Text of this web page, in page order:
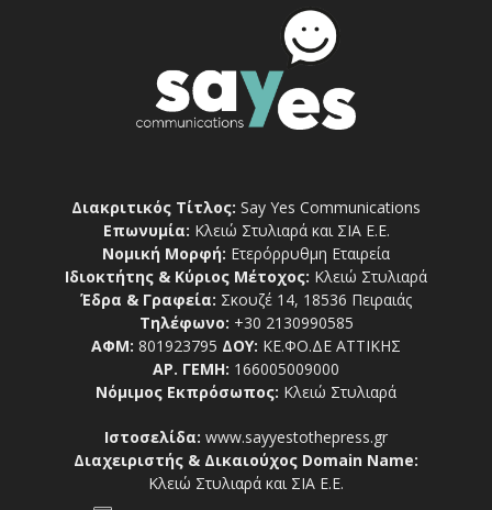
Διακριτικός Τίτλος: Say Yes Communications
Επωνυμία: Κλειώ Στυλιαρά και ΣΙΑ Ε.Ε.
Νομική Μορφή: Ετερόρρυθμη Εταιρεία
Ιδιοκτήτης & Κύριος Μέτοχος: Κλειώ Στυλιαρά
Έδρα & Γραφεία: Σκουζέ 14, 18536 Πειραιάς
Τηλέφωνο: +30 2130990585
ΑΦΜ: 801923795 ΔΟΥ: ΚΕ.ΦΟ.ΔΕ ΑΤΤΙΚΗΣ
ΑΡ. ΓΕΜΗ: 166005009000
Νόμιμος Εκπρόσωπος: Κλειώ Στυλιαρά
Ιστοσελίδα: www.sayyestothepress.gr
Διαχειριστής & Δικαιούχος Domain Name:
Κλειώ Στυλιαρά και ΣΙΑ Ε.Ε.